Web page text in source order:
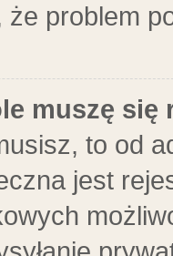
problem
muszę się
to od
jest